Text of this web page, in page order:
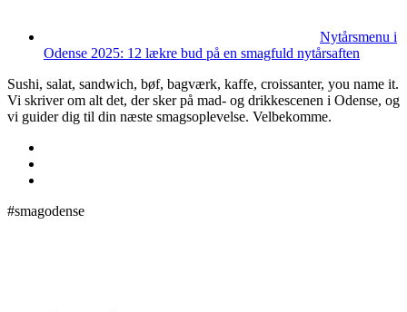
Nytårsmenu i
Odense 2025: 12 lækre bud på en smagfuld nytårsaften
Sushi, salat, sandwich, bøf, bagværk, kaffe, croissanter, you name it.
Vi skriver om alt det, der sker på mad- og drikkescenen i Odense, og
vi guider dig til din næste smagsoplevelse. Velbekomme.
#smagodense